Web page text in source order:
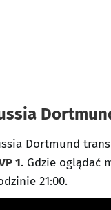
Dortmund
1. Gdzie oglądać
21:00.